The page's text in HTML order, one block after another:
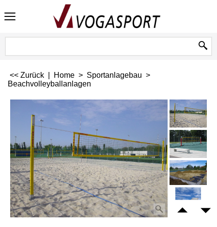
<< Zurück Home > Sportanlagebau >
Beachvolleyballanlagen